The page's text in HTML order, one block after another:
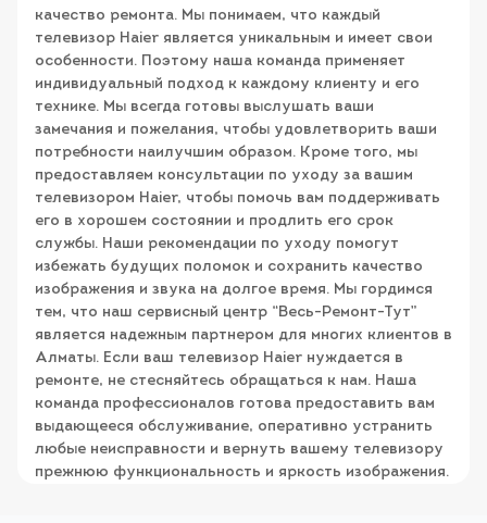
качество ремонта. Мы понимаем, что каждый
телевизор Haier является уникальным и имеет свои
особенности. Поэтому наша команда применяет
индивидуальный подход к каждому клиенту и его
технике. Мы всегда готовы выслушать ваши
замечания и пожелания, чтобы удовлетворить ваши
потребности наилучшим образом. Кроме того, мы
предоставляем консультации по уходу за вашим
телевизором Haier, чтобы помочь вам поддерживать
его в хорошем состоянии и продлить его срок
службы. Наши рекомендации по уходу помогут
избежать будущих поломок и сохранить качество
изображения и звука на долгое время. Мы гордимся
тем, что наш сервисный центр “Весь-Ремонт-Тут”
является надежным партнером для многих клиентов в
Алматы. Если ваш телевизор Haier нуждается в
ремонте, не стесняйтесь обращаться к нам. Наша
команда профессионалов готова предоставить вам
выдающееся обслуживание, оперативно устранить
любые неисправности и вернуть вашему телевизору
прежнюю функциональность и яркость изображения.